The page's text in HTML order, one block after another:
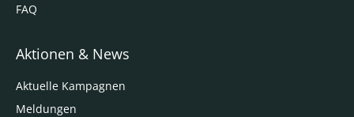
FAQ
Aktionen & News
Aktuelle Kampagnen
Meldungen